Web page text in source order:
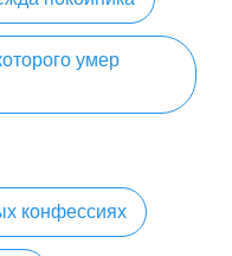
умер
конфессиях